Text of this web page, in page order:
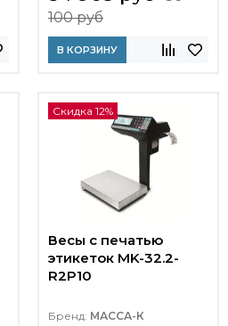
100 руб
В КОРЗИНУ
Скидка 12%
Весы с печатью
этикеток MK-32.2-
R2P10
Бренд: МАССА-К